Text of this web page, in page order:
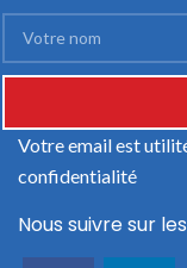
Votre email est
confidentialité
Nous suivre sur